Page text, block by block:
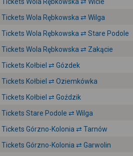
Tickets Wola Rębkowska ⇄ Wilga
Tickets Wola Rębkowska ⇄ Stare Podole
Tickets Wola Rębkowska ⇄ Zakącie
Tickets Kołbiel ⇄ Gózdek
Tickets Kołbiel ⇄ Oziemkówka
Tickets Kołbiel ⇄ Goździk
Tickets Stare Podole ⇄ Wilga
Tickets Górzno-Kolonia ⇄ Tarnów
Tickets Górzno-Kolonia ⇄ Garwolin